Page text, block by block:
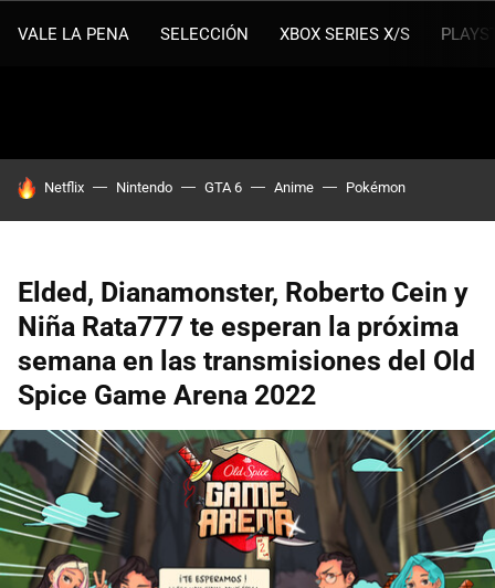
VALE LA PENA SELECCIÓN XBOX SERIES X/S
HOY SE HABLA DE
Netflix Nintendo GTA 6 Anime Pokémon
Elded, Dianamonster, Roberto Cein y
Niña Rata777 te esperan la próxima
semana en las transmisiones del Old
Spice Game Arena 2022